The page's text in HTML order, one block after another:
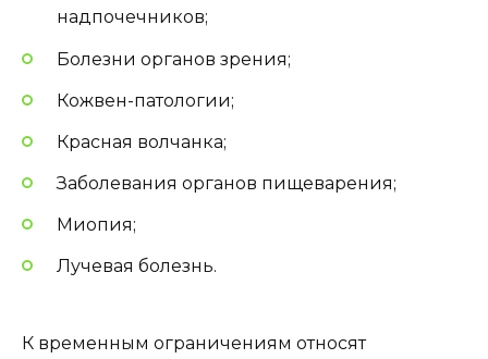
надпочечников;
Болезни органов зрения;
Кожвен-патологии;
Красная волчанка;
Заболевания органов пищеварения;
Миопия;
Лучевая болезнь.
К временным ограничениям относят